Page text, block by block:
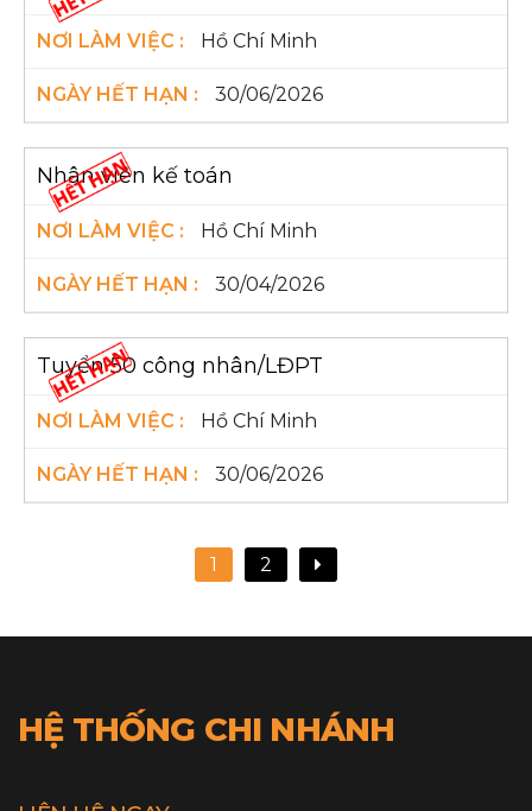
Hồ Chí Minh
30/06/2026
Nhân viên kế toán
Hồ Chí Minh
30/04/2026
Tuyển 50 công nhân/LĐPT
Hồ Chí Minh
30/06/2026
1 2
HỆ THỐNG CHI NHÁNH